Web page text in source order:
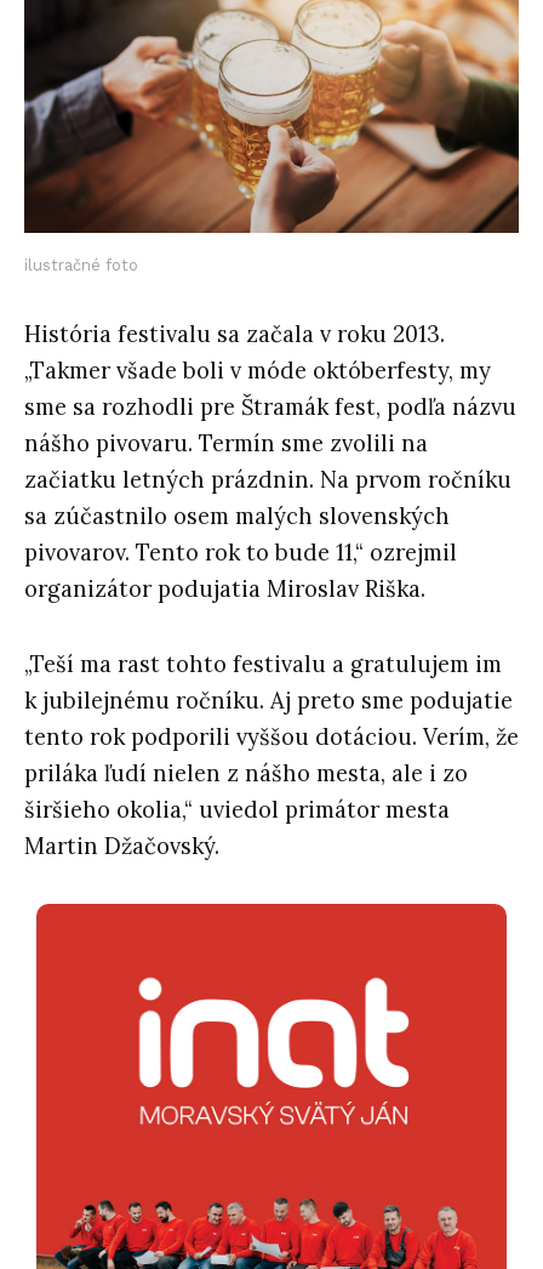
ilustračné foto
História festivalu sa začala v roku 2013.
„Takmer všade boli v móde októberfesty, my
sme sa rozhodli pre Štramák fest, podľa názvu
nášho pivovaru. Termín sme zvolili na
začiatku letných prázdnin. Na prvom ročníku
sa zúčastnilo osem malých slovenských
pivovarov. Tento rok to bude 11,“ ozrejmil
organizátor podujatia Miroslav Riška.
„Teší ma rast tohto festivalu a gratulujem im
k jubilejnému ročníku. Aj preto sme podujatie
tento rok podporili vyššou dotáciou. Verím, že
priláka ľudí nielen z nášho mesta, ale i zo
širšieho okolia,“ uviedol primátor mesta
Martin Džačovský.